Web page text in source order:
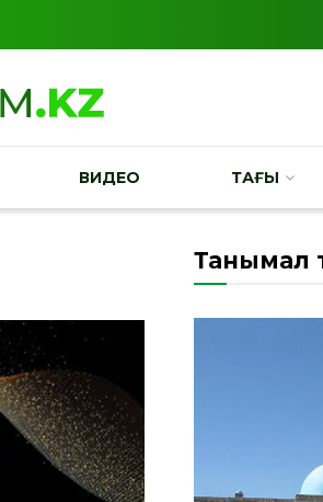
ВИДЕО ТАҒЫ
Танымал